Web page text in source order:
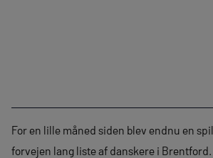
For en lille måned siden blev endnu en
forvejen lang liste af danskere i Brentford.